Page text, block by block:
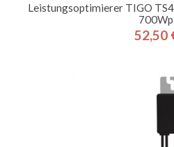
Leistungsoptimierer TIGO
700Wp
52,50